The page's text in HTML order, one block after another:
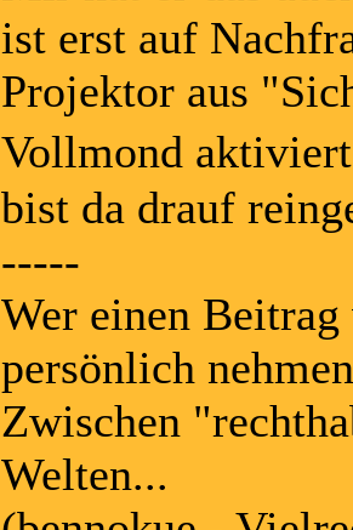
ist erst auf
Projektor aus
Vollmond
bist da drauf
-----
Wer einen
persönlich
Zwischen
Welten...